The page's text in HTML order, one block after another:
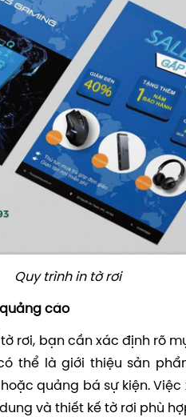
Quy trình in tờ rơi
quảng cáo
rơi, bạn cần xác định rõ
thể là giới thiệu sản
quảng bá sự kiện.
và thiết kế tờ rơi phù